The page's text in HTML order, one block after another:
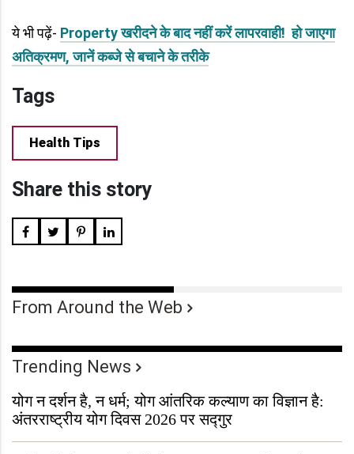
ये भी पढ़ें- Property खरीदने के बाद नहीं करें लापरवाही! हो जाएगा
अतिक्रमण, जानें कब्जे से बचाने के तरीके
Tags
Health Tips
Share this story
From Around the Web
Trending News
योग न दर्शन है, न धर्म; योग आंतरिक कल्याण का विज्ञान है:
अंतरराष्ट्रीय योग दिवस 2026 पर सद्गुर